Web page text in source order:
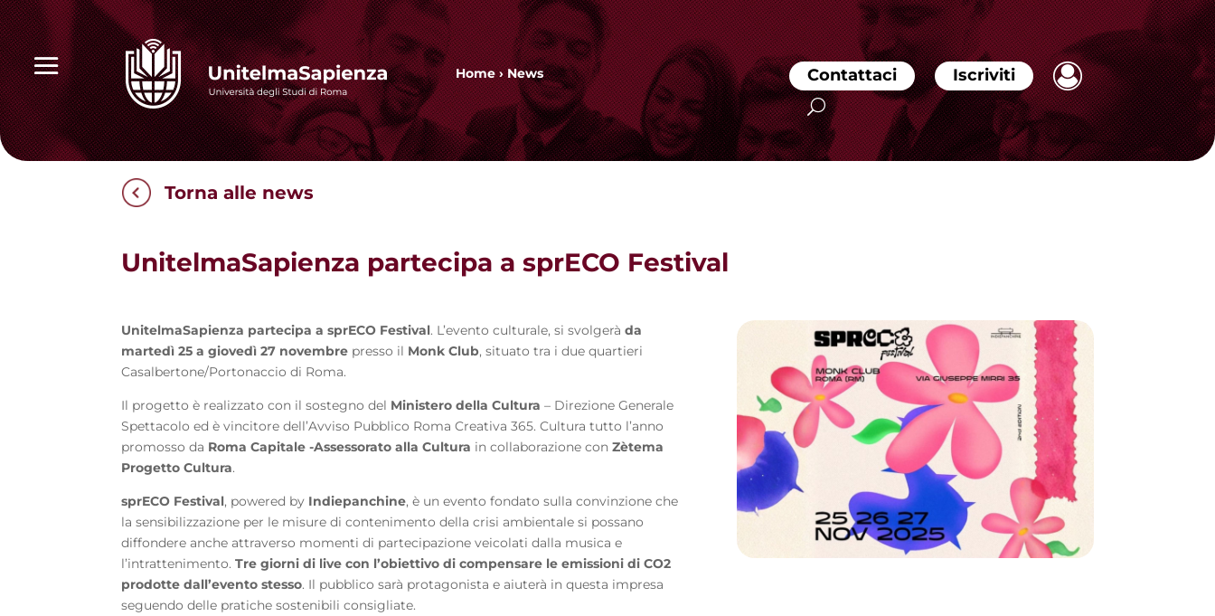
Torna alle news
UnitelmaSapienza partecipa a sprECO Festival
Home›News Contattaci Iscriviti
UnitelmaSapienza partecipa a sprECO Festival. L’evento culturale, si svolgeràda
martedì 25 a giovedì 27 novembre presso il Monk Club, situato tra i due quartieri
Casalbertone/Portonaccio di Roma.
Il progetto è realizzato con il sostegno del Ministero della Cultura – Direzione Generale
Spettacolo ed è vincitore dell’Avviso Pubblico Roma Creativa 365. Cultura tutto l’anno
promosso da Roma Capitale -Assessorato alla Cultura in collaborazione conZètema
Progetto Cultura.
sprECO Festival, powered by Indiepanchine, è un evento fondato sulla convinzione che
la sensibilizzazione per le misure di contenimento della crisi ambientale si possano
diffondere anche attraverso momenti di partecipazione veicolati dalla musica e
l’intrattenimento.Tre giorni di live con l’obiettivo di compensare le emissioni di CO2
prodotte dall’evento stesso. Il pubblico sarà protagonista e aiuterà in questa impresa
seguendo delle pratiche sostenibili consigliate.